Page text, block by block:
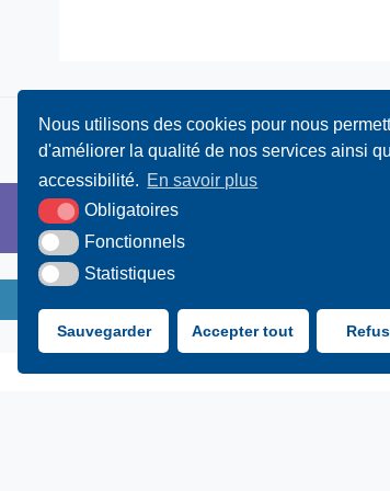
Nous utilisons des cookies pour nous
d'améliorer la qualité de nos services ainsi
accessibilité. En savoir plus
Obligatoires
Fonctionnels
Statistiques
Sauvegarder Accepter tout